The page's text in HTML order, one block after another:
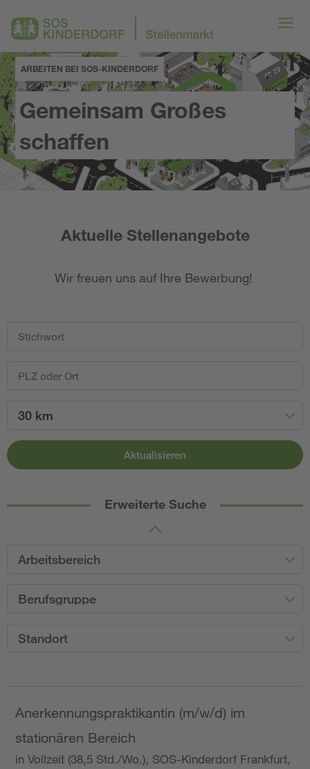
ARBEITEN BEI SOS-KINDERDORF
Gemeinsam Großes
schaffen
Aktuelle Stellenangebote
Wir freuen uns auf Ihre Bewerbung!
30 km
Aktualisieren
Erweiterte Suche
Arbeitsbereich
Berufsgruppe
Standort
Anerkennungspraktikantin (m/w/d) im
stationären Bereich
in Vollzeit (38,5 Std./Wo.), SOS-Kinderdorf Frankfurt,